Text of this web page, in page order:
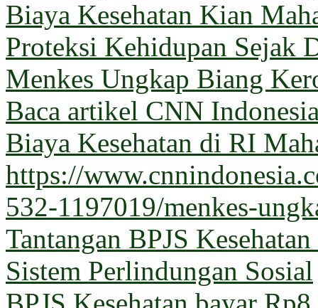
Biaya Kesehatan Kian
Proteksi Kehidupan Sejak
Menkes Ungkap Biang
Baca artikel CNN
Biaya Kesehatan di RI
https://
532-1197019/menkes-
Tantangan BPJS
Sistem Perlindungan Sosial